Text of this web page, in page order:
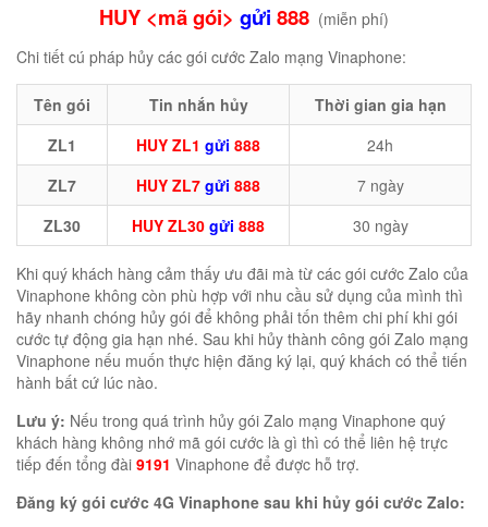
HUY <mã gói> gửi 888 (miễn phí)
Chi tiết cú pháp hủy các gói cước Zalo mạng Vinaphone:
Tên gói Tin nhắn hủy
Thời gian gia hạn
ZL1
HUY ZL1 gửi 888
24h
ZL7
HUY ZL7 gửi 888
7 ngày
ZL30
HUY ZL30 gửi 888 30 ngày
Khi quý khách hàng cảm thấy ưu đãi mà từ các gói cước Zalo của
Vinaphone không còn phù hợp với nhu cầu sử dụng của mình thì
hãy nhanh chóng hủy gói để không phải tốn thêm chi phí khi gói
cước tự động gia hạn nhé. Sau khi hủy thành công gói Zalo mạng
Vinaphone nếu muốn thực hiện đăng ký lại, quý khách có thể tiến
hành bất cứ lúc nào.
Lưu ý: Nếu trong quá trình hủy gói Zalo mạng Vinaphone quý
khách hàng không nhớ mã gói cước là gì thì có thể liên hệ trực
tiếp đến tổng đài 9191 Vinaphone để được hỗ trợ.
Đăng ký gói cước 4G Vinaphone sau khi hủy gói cước Zalo: